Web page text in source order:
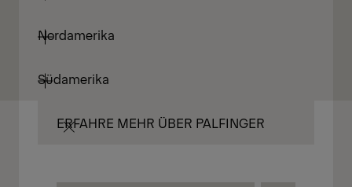
Nordamerika
Südamerika
ERFAHRE MEHR ÜBER PALFINGER